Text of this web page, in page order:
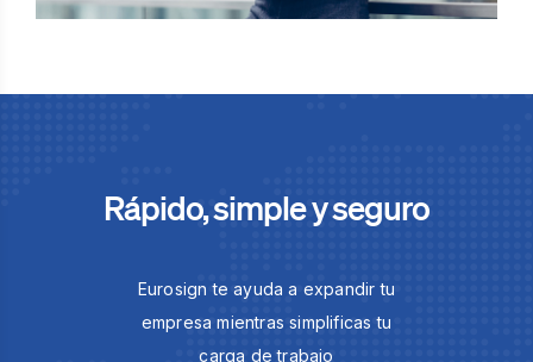
Rápido, simple y seguro
Eurosign te ayuda a expandir tu
empresa mientras simplificas tu
carga de trabajo